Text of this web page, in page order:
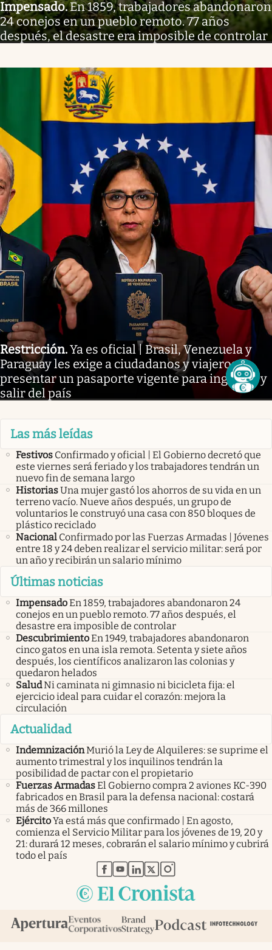
Impensado.En 1859, trabajadores abandonaron
24 conejos en un pueblo remoto. 77 años
después, el desastre era imposible de controlar
Restricción.Ya es oficial | Brasil, Venezuela y
Paraguay les exige a ciudadanos y viajeros
presentar un pasaporte vigente para ingresar y
salir del país
Las más leídas
Festivos Confirmado y oficial | El Gobierno decretó que
este viernes será feriado y los trabajadores tendrán un
nuevo fin de semana largo
HistoriasUna mujer gastó los ahorros de su vida en un
terreno vacío. Nueve años después, un grupo de
voluntarios le construyó una casa con 850 bloques de
plástico reciclado
Nacional Confirmado por las Fuerzas Armadas | Jóvenes
entre 18 y 24 deben realizar el servicio militar: será por
un año y recibirán un salario mínimo
Últimas noticias
ImpensadoEn 1859, trabajadores abandonaron 24
conejos en un pueblo remoto. 77 años después, el
desastre era imposible de controlar
DescubrimientoEn 1949, trabajadores abandonaron
cinco gatos en una isla remota. Setenta y siete años
después, los científicos analizaron las colonias y
quedaron helados
SaludNi caminata ni gimnasio ni bicicleta fija: el
ejercicio ideal para cuidar el corazón: mejora la
circulación
Actualidad
IndemnizaciónMurió la Ley de Alquileres: se suprime el
aumento trimestral y los inquilinos tendrán la
posibilidad de pactar con el propietario
Fuerzas ArmadasEl Gobierno compra 2 aviones KC-390
fabricados en Brasil para la defensa nacional: costará
más de 366 millones
EjércitoYa está más que confirmado | En agosto,
comienza el Servicio Militar para los jóvenes de 19, 20 y
21: durará 12 meses, cobrarán el salario mínimo y cubrirá
todo el país
abre en nueva pestaña
abre en nueva pestaña
abre en nueva pestaña
abre en nueva pestaña
abre en nueva pestaña